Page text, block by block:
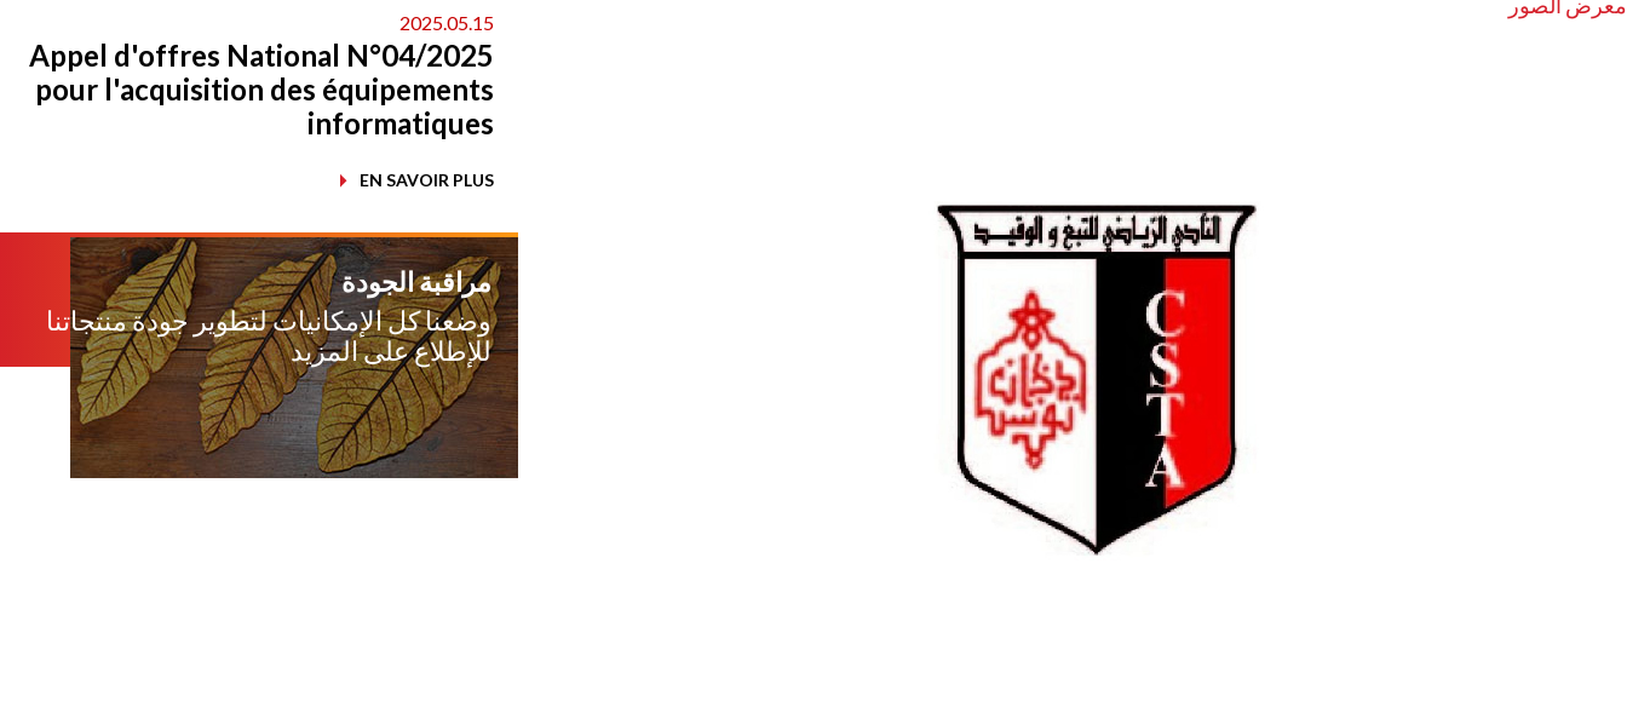
2025.05.15
Appel d'offres National N°04/2025
pour l'acquisition des équipements
informatiques
EN SAVOIR PLUS
مراقبة الجودة
وضعنا كل الإمكانيات لتطوير جودة منتجاتنا
للإطلاع على المزيد